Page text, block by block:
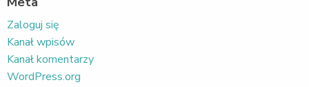
Zaloguj się
Kanał wpisów
Kanał komentarzy
WordPress.org